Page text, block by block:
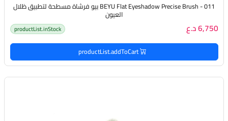
BEYU Flat Eyeshadow Precise Brush - 011 بيو فرشاة مسطحة لتطبيق ظلال
العيون
6,750 د.ع productList.inStock
productList.addToCart